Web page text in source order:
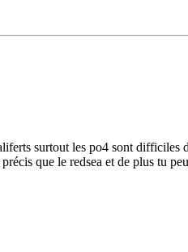
surtout les po4 sont difficiles
que le redsea et de plus tu